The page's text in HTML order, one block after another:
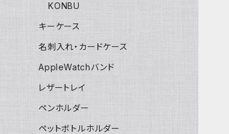
KONBU
キーケース
名刺入れ・カードケース
AppleWatchバンド
レザートレイ
ペンホルダー
ペットボトルホルダー